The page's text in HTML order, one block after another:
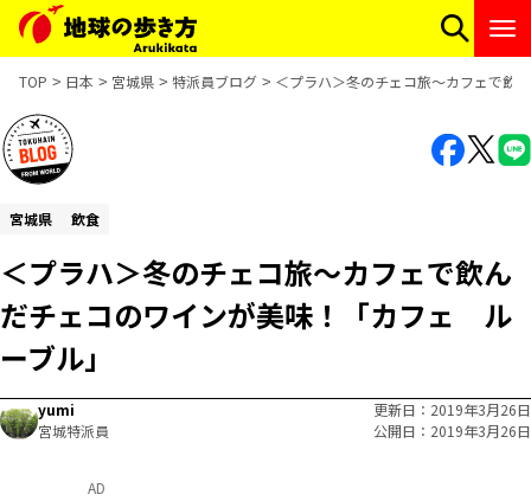
TOP 日本 宮城県 特派員ブログ ＜プラハ＞冬のチェコ旅～カフェで飲
宮城県 飲食
＜プラハ＞冬のチェコ旅～カフェで飲ん
だチェコのワインが美味！「カフェ ル
ーブル」
yumi
宮城特派員
更新日
2019年3月26日
公開日
2019年3月26日
AD